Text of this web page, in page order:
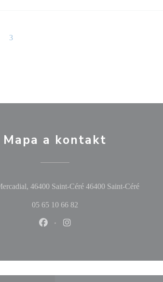
3
Mapa a kontakt
46400 Saint-Céré 46400 Saint-Céré
05 65 10 66 82
Facebook ((otevře se v novém